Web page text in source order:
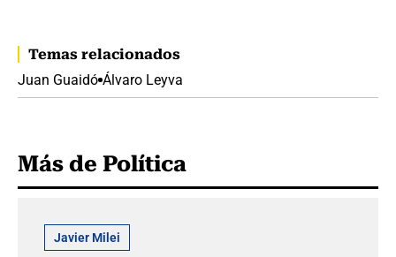
Temas relacionados
Juan Guaidó Álvaro Leyva
Más de Política
Javier Milei